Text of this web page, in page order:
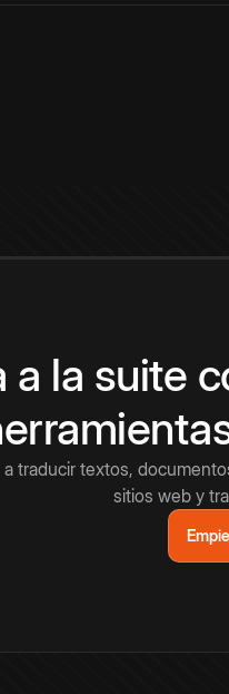
a la suite
a traducir textos,
sitios web y